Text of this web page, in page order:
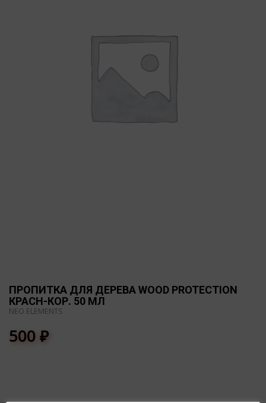
ПРОПИТКА ДЛЯ ДЕРЕВА WOOD PROTECTION
КРАСН-КОР. 50 МЛ
NEO ELEMENTS
500₽